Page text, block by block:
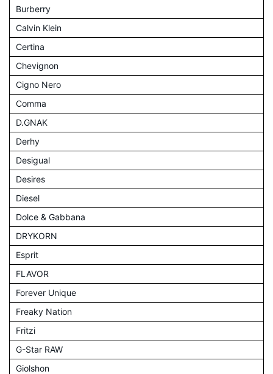
Burberry
Calvin Klein
Certina
Chevignon
Cigno Nero
Comma
D.GNAK
Derhy
Desigual
Desires
Diesel
Dolce & Gabbana
DRYKORN
Esprit
FLAVOR
Forever Unique
Freaky Nation
Fritzi
G-Star RAW
Giolshon